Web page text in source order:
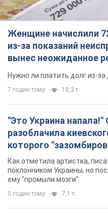
Женщине начислили
из-за показаний
вынес неожиданное
Нужно ли платить долг из-
7 годин тому 10,3 т.
"Это Украина
разоблачила
которого
русского не знал, а
геноцида украинцев
Как отметила артистка,
поклонником Украины, но
ему "промыли мозги"
5 годин тому 7,1 т.